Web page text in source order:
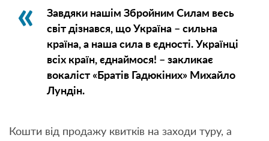
Завдяки нашім Збройним Силам весь
світ дізнався, що Україна – сильна
країна, а наша сила в єдності. Українці
всіх країн, єднаймося! – закликає
вокаліст «Братів Гадюкіних» Михайло
Лундін.
Кошти від продажу квитків на заходи туру, а